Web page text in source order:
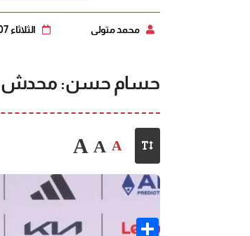
محمد متولي الثلاثاء 07-07-2026
حسام حسن: محدش
A
A
A
Share